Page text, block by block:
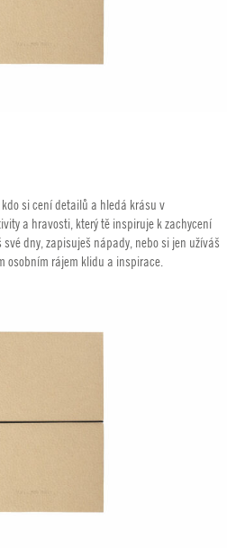
Kč
Kč
si cení detailů a hledá krásu v
a hravosti, který tě inspiruje k zachycení
dny, zapisuješ nápady, nebo si jen užíváš
osobním rájem klidu a inspirace.